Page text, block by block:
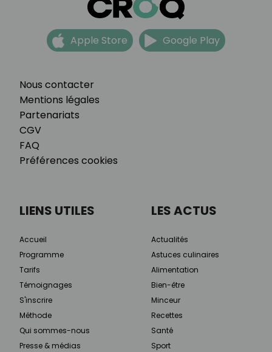
Nous contacter
Mentions légales
Partenariats
CGV
FAQ
Préférences cookies
Apple Store Google Play
LIENS UTILES
Accueil
Programme
Tarifs
Témoignages
S'inscrire
Méthode
Qui sommes-nous
Presse & médias
LES ACTUS
Actualités
Astuces culinaires
Alimentation
Bien-être
Minceur
Recettes
Santé
Sport